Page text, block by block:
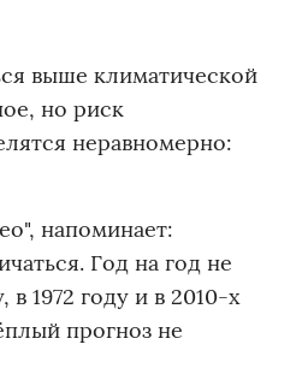
выше климатической
но риск
неравномерно:
напоминает:
Год на год не
1972 году и в 2010-х
прогноз не